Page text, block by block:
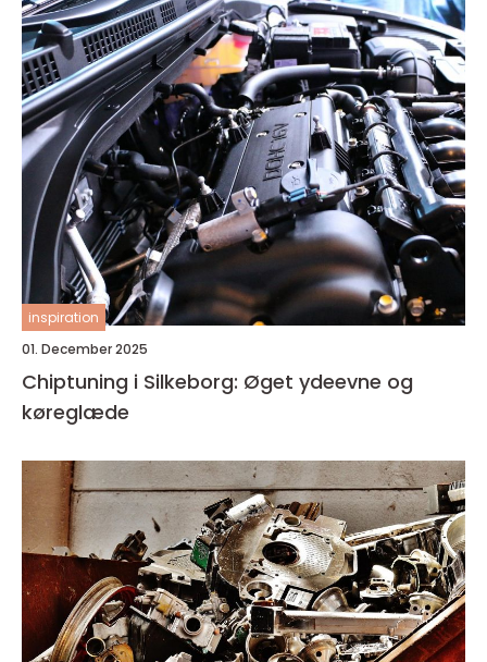
inspiration
01. December 2025
Chiptuning i Silkeborg: Øget ydeevne og
køreglæde